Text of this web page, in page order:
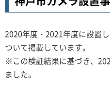
2020年度・2021年度に設置
ついて掲載しています。
※この検証結果に基づき、
ました。